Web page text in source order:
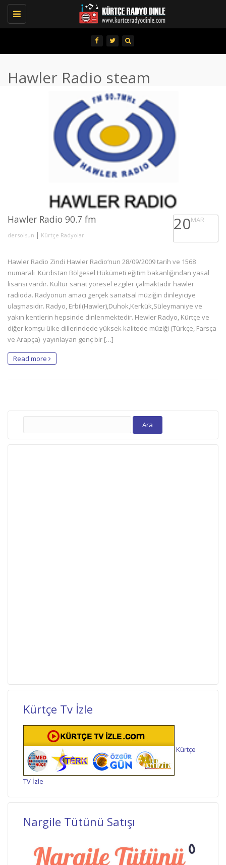
Toggle
navigation
Hawler Radio steam
Hawler Radio 90.7 fm
dersolsun | Kürtçe Radyolar
20MAR
Hawler Radio Zindi Hawler Radio‘nun 28/09/2009 tarih ve 1568
numaralı Kürdistan Bölgesel Hükümeti eğitim bakanlığından yasal
lisansı vardır. Kültür sanat yöresel ezgiler çalmaktadır hawler
radioda. Radyonun amacı gerçek sanatsal müziğin dinleyiciye
ulaşmasıdır. Radyo, Erbil(Hawler),Duhok,Kerkük,Süleymaniye ve
yakın kentlerin hepsinde dinlenmektedir. Hewler Radyo, Kürtçe ve
diğer komşu ülke dillerindede yüksek kalitede müziği (Türkçe, Farsça
ve Arapça) yayınlayan genç bir […]
Read more
Arama:
Kürtçe Tv İzle
Kürtçe
TV İzle
Nargile Tütünü Satışı